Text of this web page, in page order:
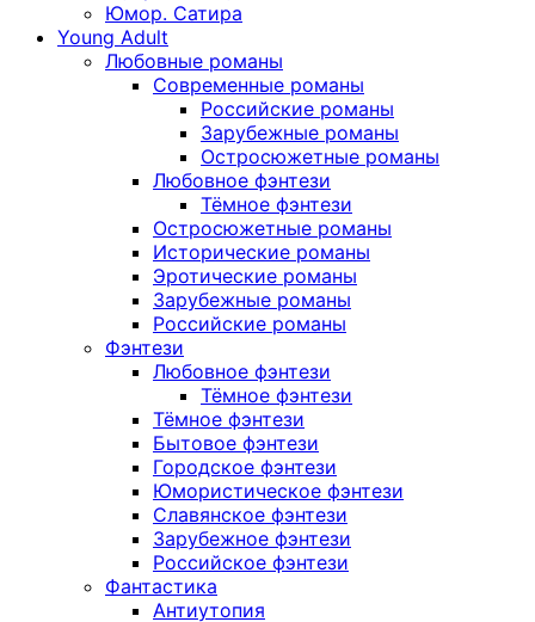
Юмор. Сатира
Young Adult
Любовные романы
Современные романы
Российские романы
Зарубежные романы
Остросюжетные романы
Любовное фэнтези
Тёмное фэнтези
Остросюжетные романы
Исторические романы
Эротические романы
Зарубежные романы
Российские романы
Фэнтези
Любовное фэнтези
Тёмное фэнтези
Тёмное фэнтези
Бытовое фэнтези
Городское фэнтези
Юмористическое фэнтези
Славянское фэнтези
Зарубежное фэнтези
Российское фэнтези
Фантастика
Антиутопия